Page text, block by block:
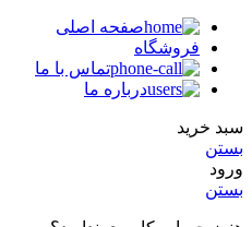
صفحه اصلی
فروشگاه
تماس با ما
درباره ما
سبد خرید
بستن
ورود
بستن